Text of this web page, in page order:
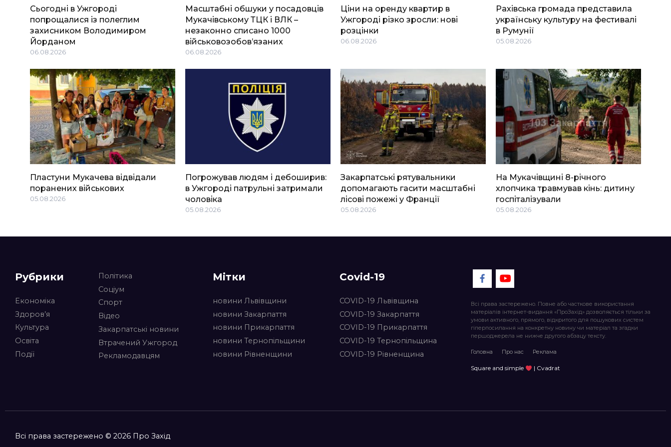
Сьогодні в Ужгороді
попрощалися із полеглим
захисником Володимиром
Йорданом
06.08.2026
Масштабні обшуки у посадовців
Мукачівському ТЦК і ВЛК –
незаконно списано 1000
військовозобов’язаних
06.08.2026
Ціни на оренду квартир в
Ужгороді різко зросли: нові
розцінки
06.08.2026
Рахівська громада представила
українську культуру на фестивалі
в Румунії
05.08.2026
Пластуни Мукачева відвідали
поранених військових
05.08.2026
Погрожував людям і дебоширив:
в Ужгороді патрульні затримали
чоловіка
05.08.2026
Закарпатські рятувальники
допомагають гасити масштабні
лісові пожежі у Франції
05.08.2026
На Мукачівщині 8-річного
хлопчика травмував кінь: дитину
госпіталізували
05.08.2026
Рубрики
Економіка
Здоров’я
Культура
Освіта
Події
Політика
Соціум
Спорт
Відео
Закарпатські новини
Втрачений Ужгород
Рекламодавцям
Мітки
новини Львівщини
новини Закарпаття
новини Прикарпаття
новини Тернопільщини
новини Рівненщини
Covid-19
COVID-19 Львівщина
COVID-19 Закарпаття
COVID-19 Прикарпаття
COVID-19 Тернопільщина
COVID-19 Рівненщина
Всі права застережено. Повне або часткове використання
матеріалів інтернет-видання «ПроЗахід» дозволяється тільки за
умови активного, прямого, відкритого для пошукових систем
гіперпосилання на конкретну новину чи матеріал та згадки
першоджерела не нижче другого абзацу тексту.
Головна Про нас Реклама
Square and simple | Cvadrat
Всі права застережено © 2026 Про Захід